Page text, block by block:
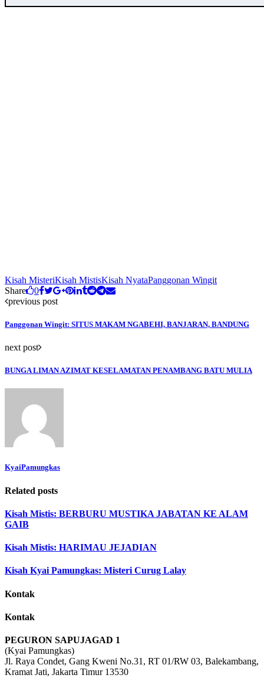
Kisah MisteriKisah MistisKisah NyataPanggonan Wingit
Share
0
previous post
Panggonan Wingit: SITUS MAKAM NGABEHI, BANJARAN, BANDUNG
next post
BUNGA LIMAN AZIMAT KESELAMATAN PENAMBANG BATU MULIA
KyaiPamungkas
Related posts
Kisah Mistis: BERBURU MUSTIKA JABATAN KE ALAM
GAIB
Kisah Mistis: HARIMAU JEJADIAN
Kisah Kyai Pamungkas: Misteri Curug Lalay
Kontak
Kontak
PEGURON SAPUJAGAD 1
(Kyai Pamungkas)
Jl. Raya Condet, Gang Kweni No.31, RT 01/RW 03, Balekambang,
Kramat Jati, Jakarta Timur 13530